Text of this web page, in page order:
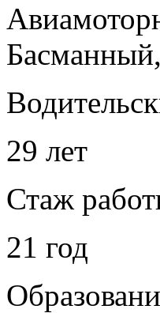
29 лет
Стаж
21 год